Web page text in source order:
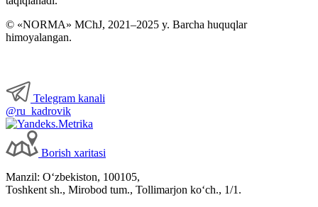
© «NORMA» MChJ, 2021–2025 y. Barcha huquqlar
himoyalangan.
Telegram kanali
@ru_kadrovik
Borish хaritasi
Manzil: Oʻzbekiston, 100105,
Toshkent sh., Mirobod tum., Tollimarjon koʻch., 1/1.